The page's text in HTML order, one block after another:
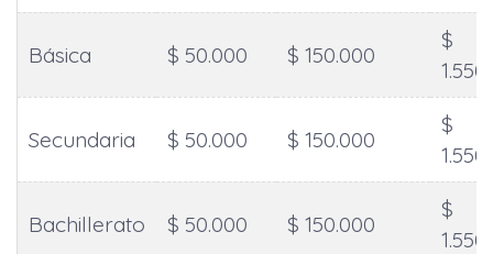
Básica $ 50.000 $ 150.000
$
Secundaria $ 50.000 $ 150.000
$
Bachillerato $ 50.000 $ 150.000
$